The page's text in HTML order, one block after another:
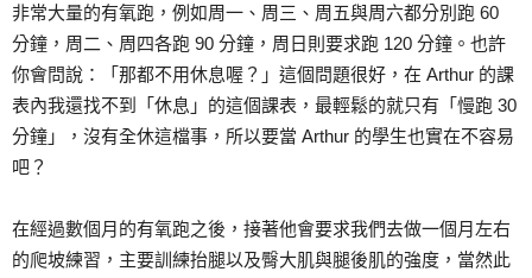
非常大量的有氧跑，例如周一、周三、周五與周六都分別跑 60
分鐘，周二、周四各跑 90 分鐘，周日則要求跑 120 分鐘。也許
你會問說：「那都不用休息喔？」這個問題很好，在 Arthur 的課
表內我還找不到「休息」的這個課表，最輕鬆的就只有「慢跑 30
分鐘」，沒有全休這檔事，所以要當 Arthur 的學生也實在不容易
吧？
在經過數個月的有氧跑之後，接著他會要求我們去做一個月左右
的爬坡練習，主要訓練抬腿以及臀大肌與腿後肌的強度，當然此